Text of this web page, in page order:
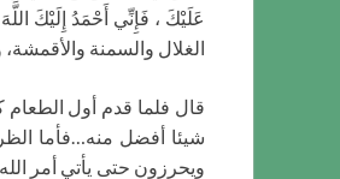
عَلَيْكَ ، فَإِنِّي أَحْمَدُ إِلَيْكَ
الغلال والسمنة
شيئا أفضل منه…فأما
ويحرزون حتى يأتي أمر